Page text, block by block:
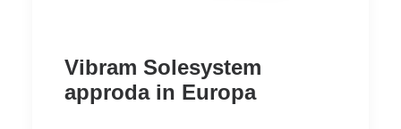
Vibram Solesystem
approda in Europa